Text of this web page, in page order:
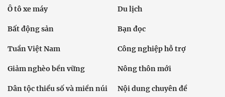
Ô tô xe máy Du lịch
Bất động sản Bạn đọc
Tuần Việt Nam Công nghiệp hỗ trợ
Giảm nghèo bền vững Nông thôn mới
Dân tộc thiểu số và miền núi Nội dung chuyên đề